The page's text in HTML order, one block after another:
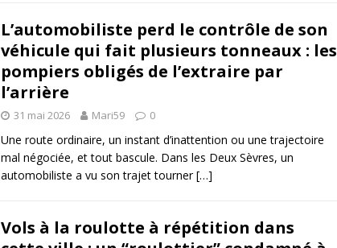
L’automobiliste perd le contrôle de son
véhicule qui fait plusieurs tonneaux : les
pompiers obligés de l’extraire par
l’arrière
31 mai 2026 Mari59 0
Une route ordinaire, un instant d’inattention ou une trajectoire
mal négociée, et tout bascule. Dans les Deux Sèvres, un
automobiliste a vu son trajet tourner[…]
Vols à la roulotte à répétition dans